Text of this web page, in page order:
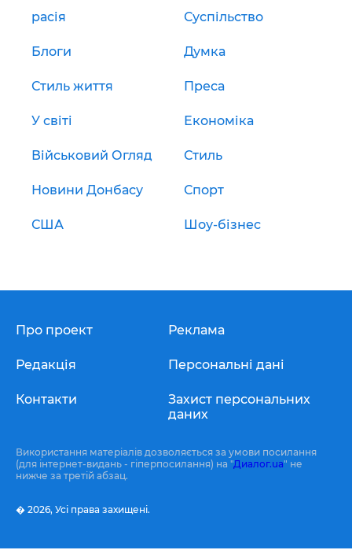
расія Суспільство
Блоги Думка
Стиль життя Преса
У світі Економіка
Військовий Огляд Стиль
Новини Донбасу Спорт
США Шоу-бізнес
Про проект
Редакція
Контакти
Реклама
Персональні дані
Захист персональних
даних
Використання матеріалів дозволяється за умови посилання
(для інтернет-видань - гіперпосилання) на "Диалог.ua" не
нижче за третій абзац.
� 2026, Усі права захищені.